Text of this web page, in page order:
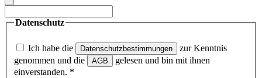
Datenschutz
Ich habe die Datenschutzbestimmungen
zur Kenntnis
genommen und die
AGB
gelesen und bin mit ihnen
einverstanden. *